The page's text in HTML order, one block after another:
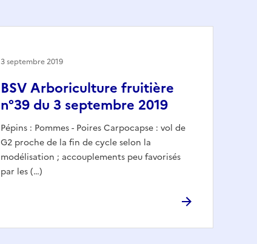
BSV Arboriculture fruitière
n°39 du 3 septembre 2019
Pépins : Pommes - Poires Carpocapse : vol de
G2 proche de la fin de cycle selon la
modélisation ; accouplements peu favorisés
par les (…)
3 septembre 2019